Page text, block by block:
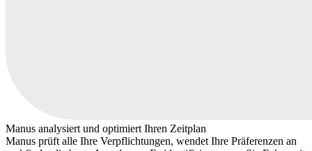
Manus analysiert und optimiert Ihren Zeitplan
Manus prüft alle Ihre Verpflichtungen, wendet Ihre Präferenzen an